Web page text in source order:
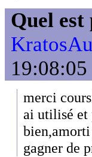
Quel
19:08:05
merci
ai utilisé et
gagner de